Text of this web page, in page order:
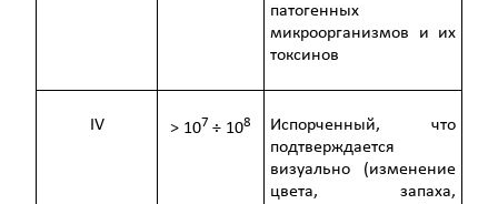
патогенных
микроорганизмов и их
токсинов
IV > 107 ÷ 108
Испорченный, что
подтверждается
визуально (изменение
цвета, запаха,